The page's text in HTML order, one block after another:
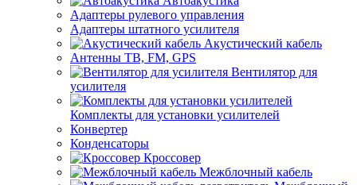
Адаптеры рулевого управления
Адаптеры штатного усилителя
Акустический кабель
Антенны ТВ, FM, GPS
Вентилятор для
усилителя
Комплекты для установки усилителей
Конвертер
Конденсаторы
Кроссовер
Межблочный кабель